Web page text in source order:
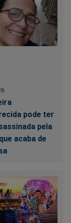
pode ter
pela
acaba de